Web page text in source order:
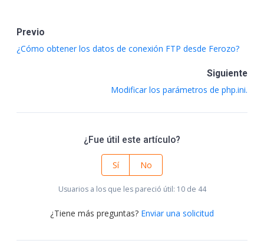
Previo
¿Cómo obtener los datos de conexión FTP desde Ferozo?
Siguiente
Modificar los parámetros de php.ini.
¿Fue útil este artículo?
Sí No
Usuarios a los que les pareció útil: 10 de 44
¿Tiene más preguntas? Enviar una solicitud